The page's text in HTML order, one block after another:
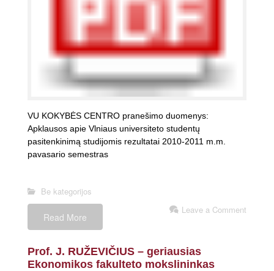
VU KOKYBĖS CENTRO pranešimo duomenys:
Apklausos apie Vlniaus universiteto studentų
pasitenkinimą studijomis rezultatai 2010-2011 m.m.
pavasario semestras
Be kategorijos
Read More
Leave a Comment
Prof. J. RUŽEVIČIUS – geriausias
Ekonomikos fakulteto mokslininkas